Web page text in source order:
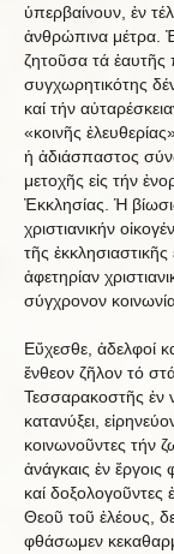
ὑπερβαίνουν, ἐν
ἀνθρώπινα μέτρα.
ζητοῦσα τά
συγχωρητικότης
καί τήν
«κοινῆς
ἡ ἀδιάσπαστος
μετοχῆς εἰς τήν
Ἐκκλησίας. Ἡ
χριστιανικήν
τῆς ἐκκλησιαστικῆς
ἀφετηρίαν
σύγχρονον
Εὔχεσθε, ἀδελφοί
ἔνθεον ζῆλον τό
Τεσσαρακοστῆς ἐν
κατανύξει,
κοινωνοῦντες τήν
ἀνάγκαις ἐν
καί δοξολογοῦντες
Θεοῦ τοῦ ἐλέους,
φθάσωμεν